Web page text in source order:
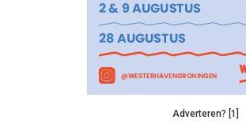
Adverteren? [1]